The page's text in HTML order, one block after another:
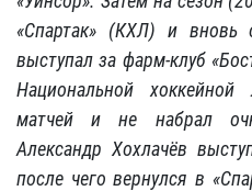
«Спартак» (КХЛ) и вновь
выступал за фарм-клуб
Национальной
матчей и не набрал
Александр Хохлачёв
после чего вернулся в